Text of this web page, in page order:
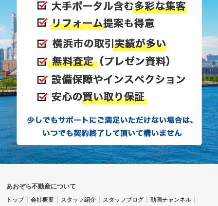
あおぞら不動産について
トップ 会社概要 スタッフ紹介 スタッフブログ
動画チャンネル